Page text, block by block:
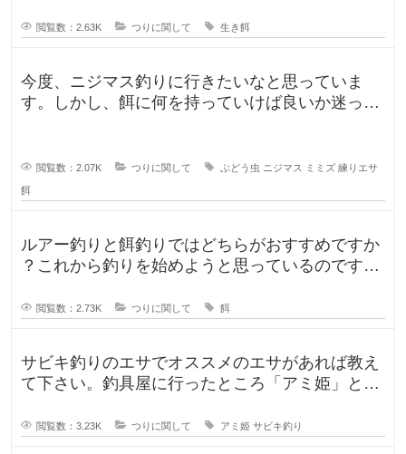
閲覧数：2.63K つりに関して 生き餌
今度、ニジマス釣りに行きたいなと思っていま
す。しかし、餌に何を持っていけば良いか迷って
閲覧数：2.07K つりに関して ぶどう虫 ニジマス ミミズ 練りエサ
餌
ルアー釣りと餌釣りではどちらがおすすめですか
？これから釣りを始めようと思っているのです
閲覧数：2.73K つりに関して 餌
サビキ釣りのエサでオススメのエサがあれば教え
て下さい。釣具屋に行ったところ「アミ姫」とい
閲覧数：3.23K つりに関して アミ姫 サビキ釣り